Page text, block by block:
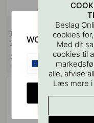
Blænding Beskyttelse
2000mm - Opal
329 kr
På lager
Beslag
cookies
Med dit
cookies til
alle, afvise
Læs mere i
WOULD YOU
EU